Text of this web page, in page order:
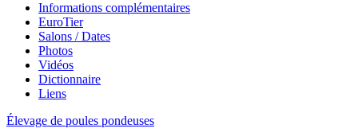
Informations complémentaires
EuroTier
Salons / Dates
Photos
Vidéos
Dictionnaire
Liens
Élevage de poules pondeuses